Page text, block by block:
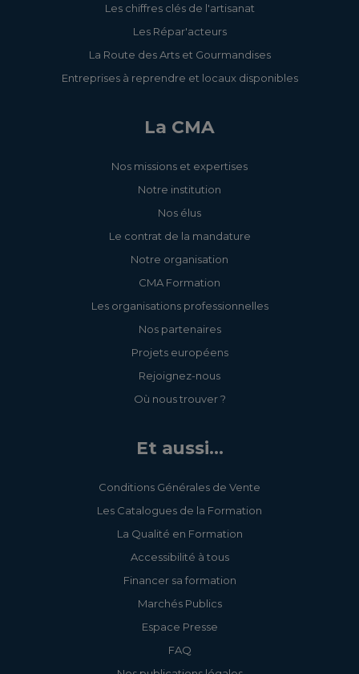
Les chiffres clés de l'artisanat
Les Répar'acteurs
La Route des Arts et Gourmandises
Entreprises à reprendre et locaux disponibles
La CMA
Nos missions et expertises
Notre institution
Nos élus
Le contrat de la mandature
Notre organisation
CMA Formation
Les organisations professionnelles
Nos partenaires
Projets européens
Rejoignez-nous
Où nous trouver ?
Et aussi...
Conditions Générales de Vente
Les Catalogues de la Formation
La Qualité en Formation
Accessibilité à tous
Financer sa formation
Marchés Publics
Espace Presse
FAQ